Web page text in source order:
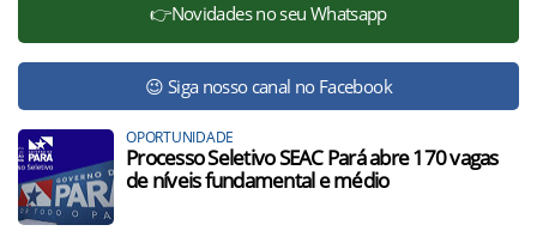
👉Novidades no seu Whatsapp
😉 Siga nosso canal no Facebook
OPORTUNIDADE
Processo Seletivo SEAC Pará abre 170 vagas
de níveis fundamental e médio